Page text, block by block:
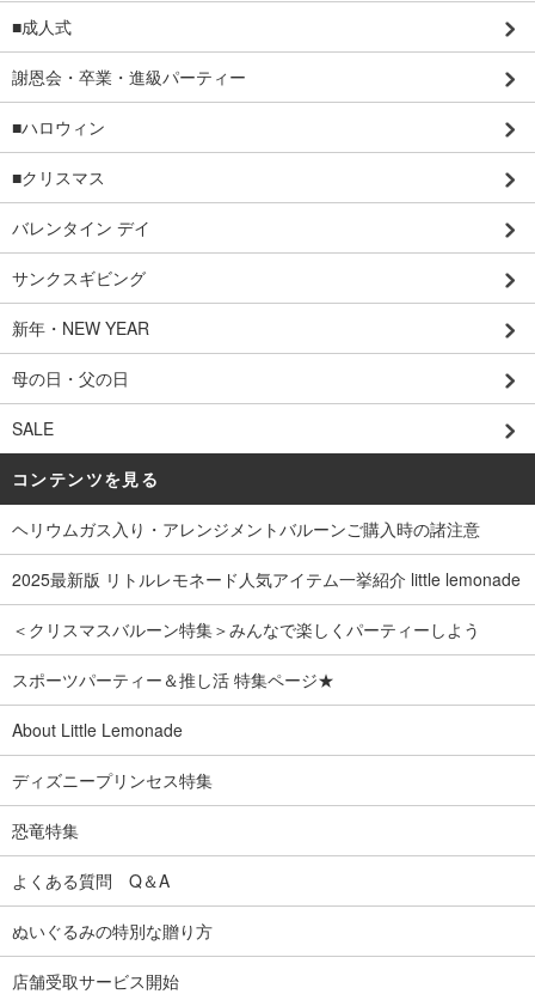
■成人式
謝恩会・卒業・進級パーティー
■ハロウィン
■クリスマス
バレンタイン デイ
サンクスギビング
新年・NEW YEAR
母の日・父の日
SALE
コンテンツを見る
ヘリウムガス入り・アレンジメントバルーンご購入時の諸注意
2025最新版 リトルレモネード人気アイテム一挙紹介 little lemonade
＜クリスマスバルーン特集＞みんなで楽しくパーティーしよう
スポーツパーティー＆推し活 特集ページ★
About Little Lemonade
ディズニープリンセス特集
恐竜特集
よくある質問 Q＆A
ぬいぐるみの特別な贈り方
店舗受取サービス開始